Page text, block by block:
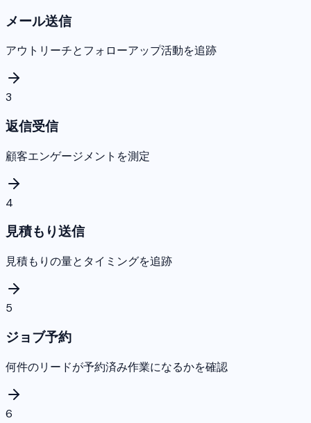
メール送信
アウトリーチとフォローアップ活動を追跡
3
返信受信
顧客エンゲージメントを測定
4
見積もり送信
見積もりの量とタイミングを追跡
5
ジョブ予約
何件のリードが予約済み作業になるかを確認
6